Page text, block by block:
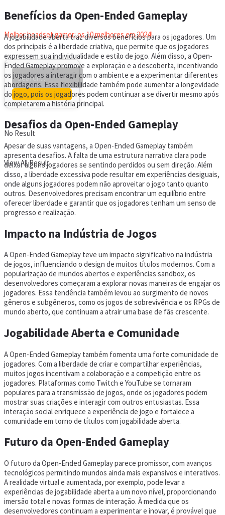
Melhor headset gamer: os 10 melhores em 2024!
No Result
View All Result
Benefícios da Open-Ended Gameplay
A jogabilidade aberta traz diversos benefícios para os jogadores. Um
dos principais é a liberdade criativa, que permite que os jogadores
expressem sua individualidade e estilo de jogo. Além disso, a Open-
Ended Gameplay promove a exploração e a descoberta, incentivando
os jogadores a interagir com o ambiente e a experimentar diferentes
abordagens. Essa flexibilidade também pode aumentar a longevidade
do jogo, pois os jogadores podem continuar a se divertir mesmo após
completarem a história principal.
Desafios da Open-Ended Gameplay
Apesar de suas vantagens, a Open-Ended Gameplay também
apresenta desafios. A falta de uma estrutura narrativa clara pode
deixar alguns jogadores se sentindo perdidos ou sem direção. Além
disso, a liberdade excessiva pode resultar em experiências desiguais,
onde alguns jogadores podem não aproveitar o jogo tanto quanto
outros. Desenvolvedores precisam encontrar um equilíbrio entre
oferecer liberdade e garantir que os jogadores tenham um senso de
progresso e realização.
Impacto na Indústria de Jogos
A Open-Ended Gameplay teve um impacto significativo na indústria
de jogos, influenciando o design de muitos títulos modernos. Com a
popularização de mundos abertos e experiências sandbox, os
desenvolvedores começaram a explorar novas maneiras de engajar os
jogadores. Essa tendência também levou ao surgimento de novos
gêneros e subgêneros, como os jogos de sobrevivência e os RPGs de
mundo aberto, que continuam a atrair uma base de fãs crescente.
Jogabilidade Aberta e Comunidade
A Open-Ended Gameplay também fomenta uma forte comunidade de
jogadores. Com a liberdade de criar e compartilhar experiências,
muitos jogos incentivam a colaboração e a competição entre os
jogadores. Plataformas como Twitch e YouTube se tornaram
populares para a transmissão de jogos, onde os jogadores podem
mostrar suas criações e interagir com outros entusiastas. Essa
interação social enriquece a experiência de jogo e fortalece a
comunidade em torno de títulos com jogabilidade aberta.
Futuro da Open-Ended Gameplay
O futuro da Open-Ended Gameplay parece promissor, com avanços
tecnológicos permitindo mundos ainda mais expansivos e interativos.
A realidade virtual e aumentada, por exemplo, pode levar a
experiências de jogabilidade aberta a um novo nível, proporcionando
imersão total e novas formas de interação. À medida que os
desenvolvedores continuam a experimentar e inovar, é provável que